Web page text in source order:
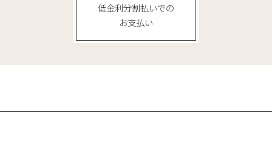
低金利分割払いでの
お支払い